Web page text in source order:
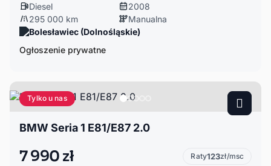
Diesel
2008
295 000 km
Manualna
Bolesławiec (Dolnośląskie)
Ogłoszenie prywatne
Tylko u nas
BMW Seria 1 E81/E87 2.0
7 990 zł Raty123zł/msc